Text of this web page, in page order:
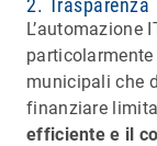
2. Trasparenza
L’automazione
municipali che
finanziare
efficiente e il